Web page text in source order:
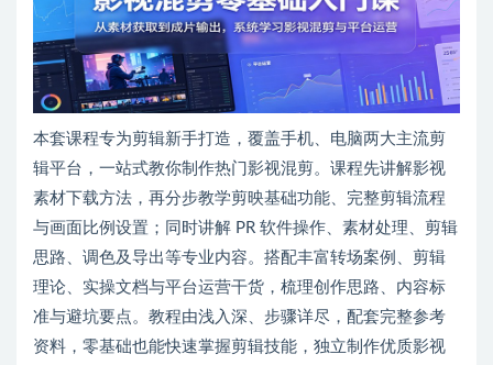
本套课程专为剪辑新手打造，覆盖手机、电脑两大主流剪
辑平台，一站式教你制作热门影视混剪。课程先讲解影视
素材下载方法，再分步教学剪映基础功能、完整剪辑流程
与画面比例设置；同时讲解 PR 软件操作、素材处理、剪辑
思路、调色及导出等专业内容。搭配丰富转场案例、剪辑
理论、实操文档与平台运营干货，梳理创作思路、内容标
准与避坑要点。教程由浅入深、步骤详尽，配套完整参考
资料，零基础也能快速掌握剪辑技能，独立制作优质影视